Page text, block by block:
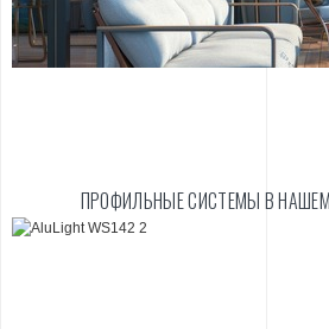
ПРОФИЛЬНЫЕ СИСТЕМЫ В